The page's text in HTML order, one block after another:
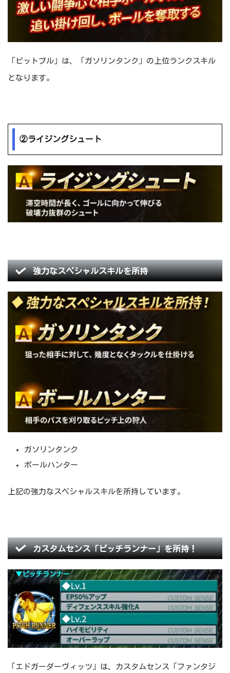
「ピットブル」は、「ガソリンタンク」の上位ランクスキル
となります。
②ライジングシュート
強力なスペシャルスキルを所持
ガソリンタンク
ボールハンター
上記の強力なスペシャルスキルを所持しています。
カスタムセンス「ピッチランナー」を所持！
「エドガーダーヴィッツ」は、カスタムセンス「ファンタジ